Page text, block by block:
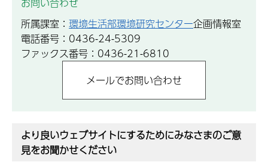
所属課室： 環境生活部環境研究センター企画情報室
電話番号：0436-24-5309
ファックス番号：0436-21-6810
より良いウェブサイトにするためにみなさまのご意
見をお聞かせください